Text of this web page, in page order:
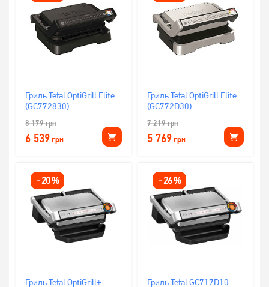
Гриль Tefal OptiGrill Elite
(GC772830)
8 179грн
6 539грн
Гриль Tefal OptiGrill Elite
(GC772D30)
7 219грн
5 769грн
-20%
Гриль Tefal OptiGrill+
-26%
Гриль Tefal GC717D10